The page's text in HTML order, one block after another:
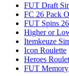
FUT Draft
FC 26 Pack
FUT Spins 26
Higher or
Itemkeuze
Icon Roulette
Heroes
FUT Memory